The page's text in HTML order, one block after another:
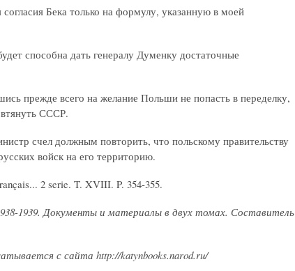
Бека только на формулу, указанную в моей
способна дать генералу Думенку достаточные
прежде всего на желание Польши не попасть в переделку,
втянуть СССР.
счел должным повторить, что польскому правительству
войск на его территорию.
2 serie. T. XVIII. P. 354-355.
1939. Документы и материалы в двух томах. Составитель
с сайта http://katynbooks.narod.ru/